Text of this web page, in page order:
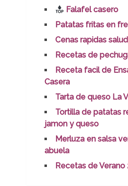
Falafel casero
Patatas fritas en
Cenas rapidas
Recetas de
Receta facil de
Casera
Tarta de queso La
Tortilla de patatas
jamon y queso
Merluza en salsa
abuela
Recetas de Verano